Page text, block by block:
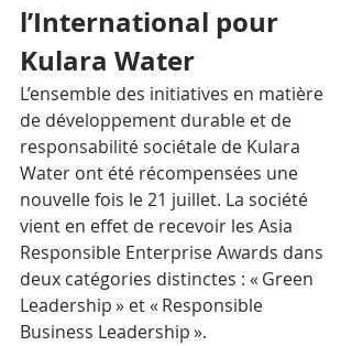
l’International pour
Kulara Water
L’ensemble des initiatives en matière
de développement durable et de
responsabilité sociétale de Kulara
Water ont été récompensées une
nouvelle fois le 21 juillet. La société
vient en effet de recevoir les Asia
Responsible Enterprise Awards dans
deux catégories distinctes : « Green
Leadership » et « Responsible
Business Leadership ».